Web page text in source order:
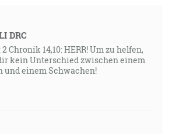
DRC
Chronik 14,10: HERR! Um zu helfen,
kein Unterschied zwischen einem
und einem Schwachen!